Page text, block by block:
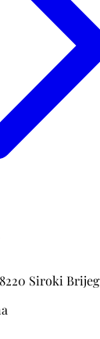
Siroki Brijeg